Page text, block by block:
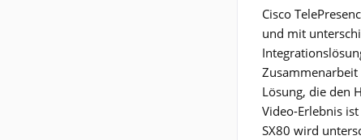
Cisco
und mit
Lösung, die den
Video-Erlebnis
SX80 wird